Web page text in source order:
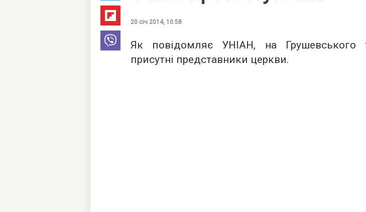
20 січ 2014, 10:58
Як повідомляє УНІАН, на Грушевського
присутні представники церкви.